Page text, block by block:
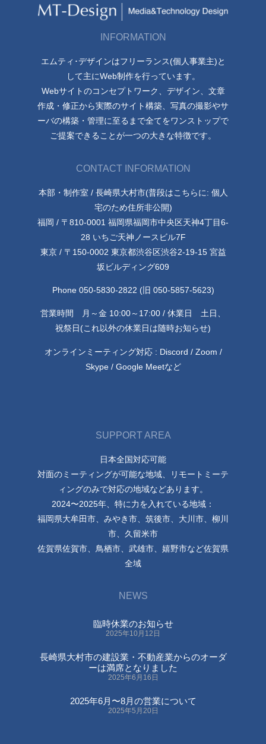
INFORMATION
エムティ･デザインはフリーランス(個人事業主)と
して主にWeb制作を行っています。
Webサイトのコンセプトワーク、デザイン、文章
作成・修正から実際のサイト構築、写真の撮影やサ
ーバの構築・管理に至るまで全てをワンストップで
ご提案できることが一つの大きな特徴です。
CONTACT INFORMATION
本部・制作室 / 長崎県大村市(普段はこちらに: 個人
宅のため住所非公開)
福岡 / 〒810-0001 福岡県福岡市中央区天神4丁目6-
28 いちご天神ノースビル7F
東京 / 〒150-0002 東京都渋谷区渋谷2-19-15 宮益
坂ビルディング609
Phone 050-5830-2822 (旧 050-5857-5623)
営業時間 月～金 10:00～17:00 / 休業日 土日、
祝祭日(これ以外の休業日は随時お知らせ)
オンラインミーティング対応 : Discord / Zoom /
Skype / Google Meetなど
SUPPORT AREA
日本全国対応可能
対面のミーティングが可能な地域、リモートミーテ
ィングのみで対応の地域などあります。
2024〜2025年、特に力を入れている地域：
福岡県大牟田市、みやき市、筑後市、大川市、柳川
市、久留米市
佐賀県佐賀市、鳥栖市、武雄市、嬉野市など佐賀県
全域
NEWS
臨時休業のお知らせ
2025年10月12日
長崎県大村市の建設業・不動産業からのオーダ
ーは満席となりました
2025年6月16日
2025年6月〜8月の営業について
2025年5月20日